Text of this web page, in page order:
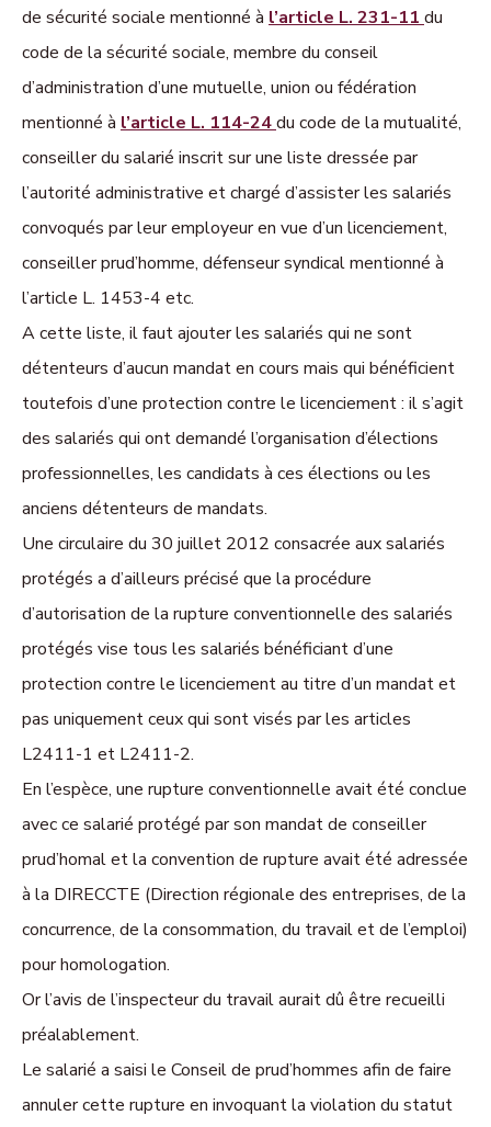
de sécurité sociale mentionné à l’article L. 231-11 du
code de la sécurité sociale, membre du conseil
d’administration d’une mutuelle, union ou fédération
mentionné à l’article L. 114-24du code de la mutualité,
conseiller du salarié inscrit sur une liste dressée par
l’autorité administrative et chargé d’assister les salariés
convoqués par leur employeur en vue d’un licenciement,
conseiller prud’homme, défenseur syndical mentionné à
l’article L. 1453-4 etc.
A cette liste, il faut ajouter les salariés qui ne sont
détenteurs d’aucun mandat en cours mais qui bénéficient
toutefois d’une protection contre le licenciement : il s’agit
des salariés qui ont demandé l’organisation d’élections
professionnelles, les candidats à ces élections ou les
anciens détenteurs de mandats.
Une circulaire du 30 juillet 2012 consacrée aux salariés
protégés a d’ailleurs précisé que la procédure
d’autorisation de la rupture conventionnelle des salariés
protégés vise tous les salariés bénéficiant d’une
protection contre le licenciement au titre d’un mandat et
pas uniquement ceux qui sont visés par les articles
L2411-1 et L2411-2.
En l’espèce, une rupture conventionnelle avait été conclue
avec ce salarié protégé par son mandat de conseiller
prud’homal et la convention de rupture avait été adressée
à la DIRECCTE (Direction régionale des entreprises, de la
concurrence, de la consommation, du travail et de l’emploi)
pour homologation.
Or l’avis de l’inspecteur du travail aurait dû être recueilli
préalablement.
Le salarié a saisi le Conseil de prud’hommes afin de faire
annuler cette rupture en invoquant la violation du statut